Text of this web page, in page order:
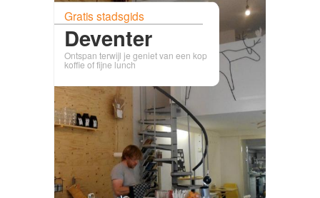
Gratis stadsgids
Deventer
Ontspan terwijl je geniet van een kop
koffie of fijne lunch